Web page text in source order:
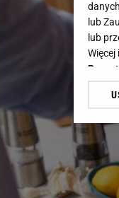
lub
lub
plików
My,